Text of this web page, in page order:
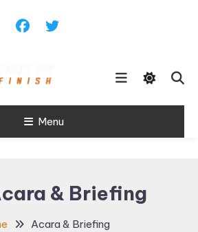
Menu
& Briefing
Acara & Briefing